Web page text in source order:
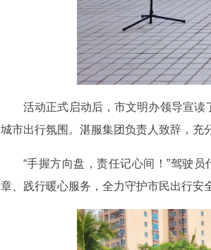
活动正式启动后，市文明办领导宣读
城市出行氛围。湛服集团负责人致辞，充
“手握方向盘，责任记心间！”驾驶
章、践行暖心服务，全力守护市民出行安